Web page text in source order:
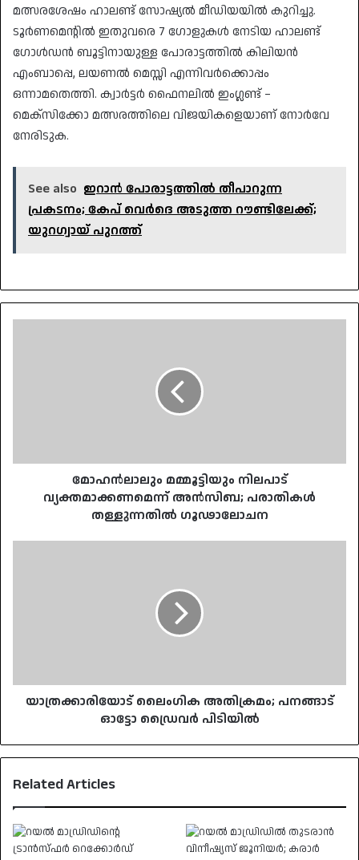
മത്സരശേഷം ഹാലണ്ട് സോഷ്യൽ മീഡിയയിൽ കുറിച്ചു.
ടൂർണമെന്റിൽ ഇതുവരെ 7 ഗോളുകൾ നേടിയ ഹാലണ്ട്
ഗോൾഡൻ ബൂട്ടിനായുള്ള പോരാട്ടത്തിൽ കിലിയൻ
എംബാപ്പെ, ലയണൽ മെസ്സി എന്നിവർക്കൊപ്പം
ഒന്നാമതെത്തി. ക്വാർട്ടർ ഫൈനലിൽ ഇംഗ്ലണ്ട് –
മെക്സിക്കോ മത്സരത്തിലെ വിജയികളെയാണ് നോർവേ
നേരിടുക.
See also ഇറാൻ പോരാട്ടത്തിൽ തീപാറുന്ന
പ്രകടനം; കേപ് വെർദെ അടുത്ത റൗണ്ടിലേക്ക്;
യുറഗ്വായ് പുറത്ത്
മോഹൻലാലും മമ്മൂട്ടിയും നിലപാട്
വ്യക്തമാക്കണമെന്ന് അൻസിബ; പരാതികൾ
തള്ളുന്നതിൽ ഗൂഢാലോചന
യാത്രക്കാരിയോട് ലൈംഗിക അതിക്രമം; പനങ്ങാട്
ഓട്ടോ ഡ്രൈവർ പിടിയിൽ
Related Articles